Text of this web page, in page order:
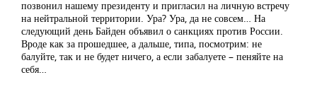
позвонил нашему президенту и пригласил на личную встречу
на нейтральной территории. Ура? Ура, да не совсем… На
следующий день Байден объявил о санкциях против России.
Вроде как за прошедшее, а дальше, типа, посмотрим: не
балуйте, так и не будет ничего, а если забалуете – пеняйте на
себя…